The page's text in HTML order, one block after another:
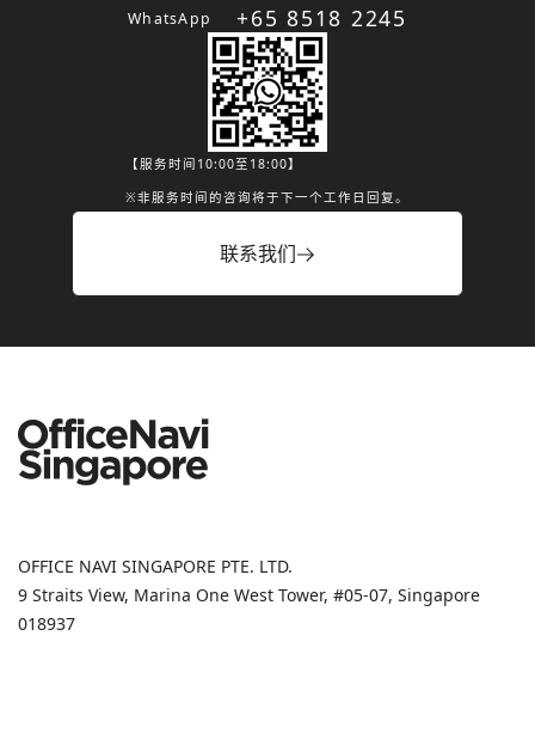
WhatsApp
+65 8518 2245
【服务时间10:00至18:00】
※非服务时间的咨询将于下一个工作日回复。
联系我们
OFFICE NAVI SINGAPORE PTE. LTD.
9 Straits View, Marina One West Tower, #05-07, Singapore
018937